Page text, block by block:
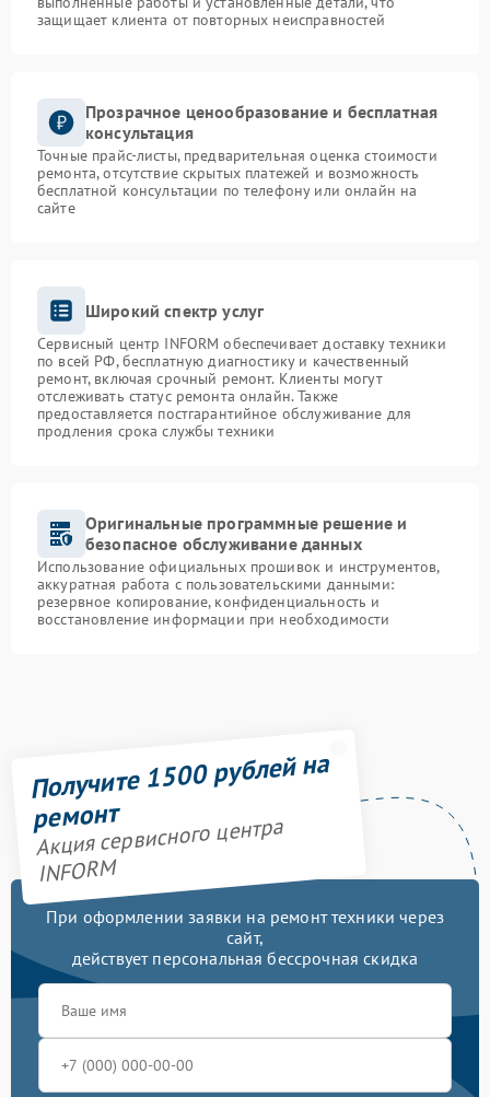
защищает клиента от повторных неисправностей
Прозрачное ценообразование и бесплатная
консультация
Точные прайс-листы, предварительная оценка стоимости
ремонта, отсутствие скрытых платежей и возможность
бесплатной консультации по телефону или онлайн на
сайте
Широкий спектр услуг
Сервисный центр INFORM обеспечивает доставку техники
по всей РФ, бесплатную диагностику и качественный
ремонт, включая срочный ремонт. Клиенты могут
отслеживать статус ремонта онлайн. Также
предоставляется постгарантийное обслуживание для
продления срока службы техники
Оригинальные программные решение и
безопасное обслуживание данных
Использование официальных прошивок и инструментов,
аккуратная работа с пользовательскими данными:
резервное копирование, конфиденциальность и
восстановление информации при необходимости
Получите 1500 рублей на
ремонт
Акция сервисного центра
INFORM
При оформлении заявки на ремонт техники через
сайт,
действует персональная бессрочная скидка